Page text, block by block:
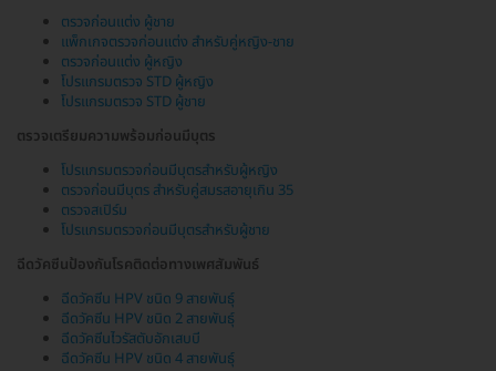
ตรวจก่อนแต่ง ผู้ชาย
แพ็กเกจตรวจก่อนแต่ง สำหรับคู่หญิง-ชาย
ตรวจก่อนแต่ง ผู้หญิง
โปรแกรมตรวจ STD ผู้หญิง
โปรแกรมตรวจ STD ผู้ชาย
ตรวจเตรียมความพร้อมก่อนมีบุตร
โปรแกรมตรวจก่อนมีบุตรสำหรับผู้หญิง
ตรวจก่อนมีบุตร สำหรับคู่สมรสอายุเกิน 35
ตรวจสเปิร์ม
โปรแกรมตรวจก่อนมีบุตรสำหรับผู้ชาย
ฉีดวัคซีนป้องกันโรคติดต่อทางเพศสัมพันธ์
ฉีดวัคซีน HPV ชนิด 9 สายพันธุ์
ฉีดวัคซีน HPV ชนิด 2 สายพันธุ์
ฉีดวัคซีนไวรัสตับอักเสบบี
ฉีดวัคซีน HPV ชนิด 4 สายพันธุ์